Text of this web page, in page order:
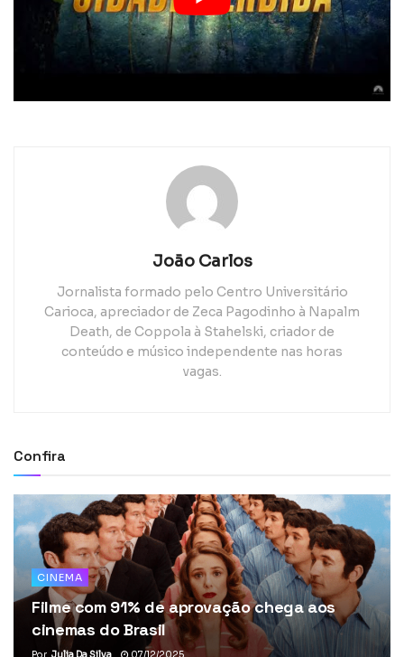
João Carlos
Jornalista formado pelo Centro Universitário
Carioca, apreciador de Zeca Pagodinho à Napalm
Death, de Coppola à Stahelski, criador de
conteúdo e músico independente nas horas
vagas.
Confira
CINEMA
Filme com 91% de aprovação chega aos
cinemas do Brasil